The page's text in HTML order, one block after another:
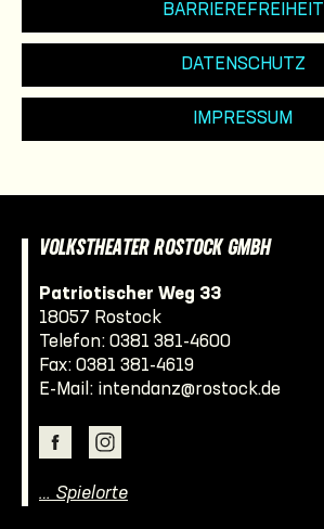
BARRIEREFREIHEIT
DATENSCHUTZ
IMPRESSUM
VOLKSTHEATER ROSTOCK GMBH
Patriotischer Weg 33
18057 Rostock
Telefon: 0381 381-4600
Fax: 0381 381-4619
E-Mail: intendanz@rostock.de
… Spielorte